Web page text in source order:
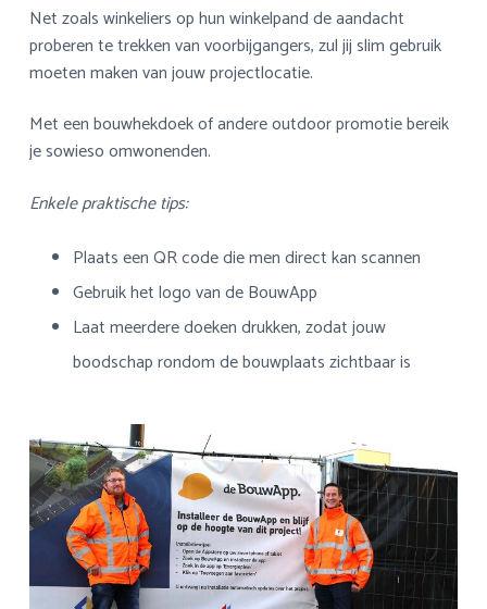
Net zoals winkeliers op hun winkelpand de aandacht
proberen te trekken van voorbijgangers, zul jij slim gebruik
moeten maken van jouw projectlocatie.
Met een bouwhekdoek of andere outdoor promotie bereik
je sowieso omwonenden.
Enkele praktische tips:
Plaats een QR code die men direct kan scannen
Gebruik het logo van de BouwApp
Laat meerdere doeken drukken, zodat jouw
boodschap rondom de bouwplaats zichtbaar is